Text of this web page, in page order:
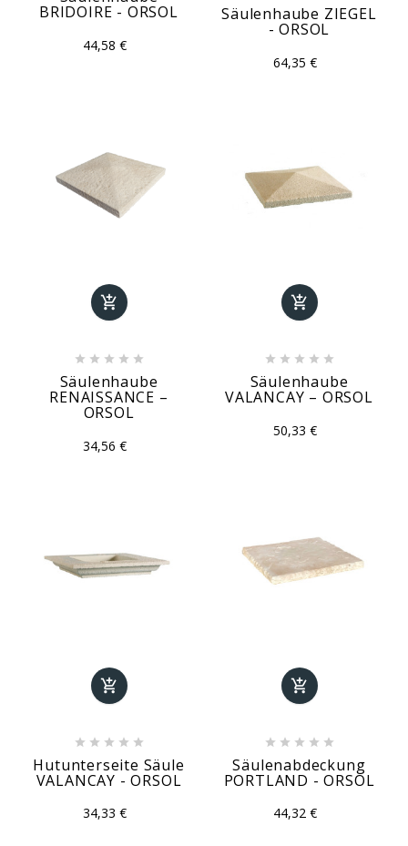
BRIDOIRE - ORSOL
44,58 €
Säulenhaube ZIEGEL
- ORSOL
64,35 €

    
Säulenhaube
RENAISSANCE –
ORSOL
34,56 €

    
Säulenhaube
VALANCAY – ORSOL
50,33 €

    
Hutunterseite Säule
VALANCAY - ORSOL
34,33 €

    
Säulenabdeckung
PORTLAND - ORSOL
44,32 €